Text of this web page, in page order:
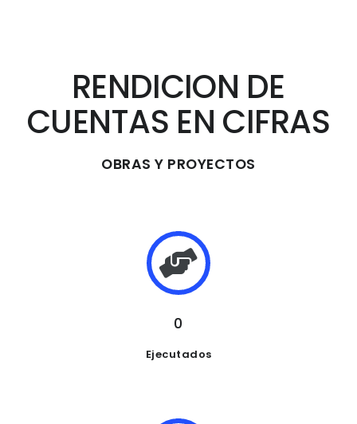
RENDICION DE
CUENTAS EN CIFRAS
OBRAS Y PROYECTOS
0
Ejecutados